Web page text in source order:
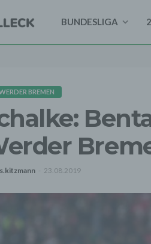
BUNDESLIGA
BREMEN
23.08.2019